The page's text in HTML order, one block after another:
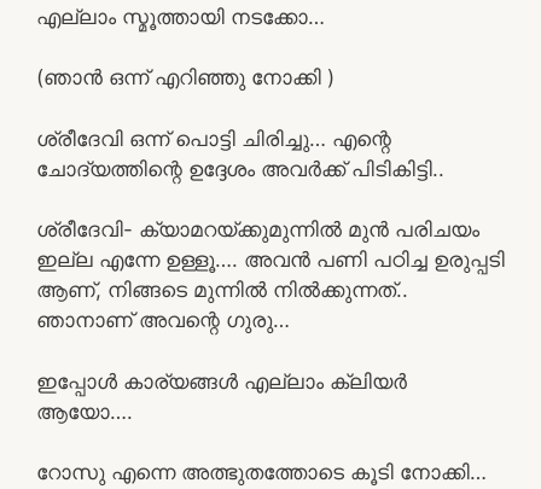
എല്ലാം സ്മൂത്തായി നടക്കോ…
(ഞാൻ ഒന്ന് എറിഞ്ഞു നോക്കി )
ശ്രീദേവി ഒന്ന് പൊട്ടി ചിരിച്ചു… എന്റെ
ചോദ്യത്തിന്റെ ഉദ്ദേശം അവർക്ക് പിടികിട്ടി..
ശ്രീദേവി- ക്യാമറയ്ക്കുമുന്നിൽ മുൻ പരിചയം
ഇല്ല എന്നേ ഉള്ളൂ…. അവൻ പണി പഠിച്ച ഉരുപ്പടി
ആണ്, നിങ്ങടെ മുന്നിൽ നിൽക്കുന്നത്..
ഞാനാണ് അവന്റെ ഗുരു…
ഇപ്പോൾ കാര്യങ്ങൾ എല്ലാം ക്ലിയർ
ആയോ….
റോസു എന്നെ അത്ഭുതത്തോടെ കൂടി നോക്കി…